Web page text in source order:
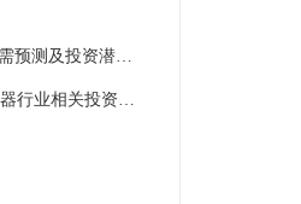
DSP行业市场供需预测及投资潜力研究咨询报告
光伏发电用逆变器行业相关投资计划提议